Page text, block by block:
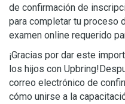
de confirmación de
para completar tu proceso
examen online requerido
¡Gracias por dar este
los hijos con
correo electrónico de
cómo unirse a la